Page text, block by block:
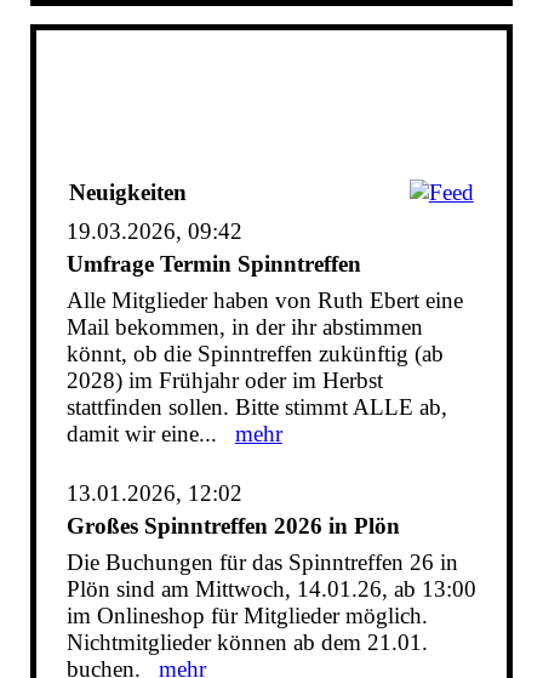
Neuigkeiten
19.03.2026, 09:42
Umfrage Termin Spinntreffen
Alle Mitglieder haben von Ruth Ebert eine
Mail bekommen, in der ihr abstimmen
könnt, ob die Spinntreffen zukünftig (ab
2028) im Frühjahr oder im Herbst
stattfinden sollen. Bitte stimmt ALLE ab,
damit wir eine... mehr
13.01.2026, 12:02
Großes Spinntreffen 2026 in Plön
Die Buchungen für das Spinntreffen 26 in
Plön sind am Mittwoch, 14.01.26, ab 13:00
im Onlineshop für Mitglieder möglich.
Nichtmitglieder können ab dem 21.01.
buchen. mehr